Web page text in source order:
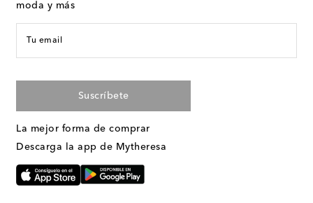
moda y más
Tu email
Suscríbete
La mejor forma de comprar
Descarga la app de Mytheresa